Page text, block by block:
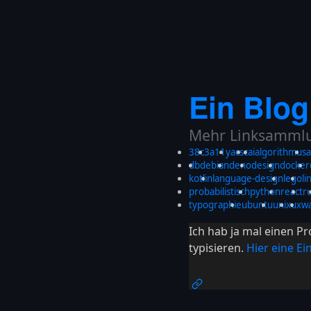
Ein Blog
Mehr
38c3a11yacscaialgorithmus
dbdebiandenodesigndocker
kotlinlanguage-designlego
probabilistischpythonreact
typographieubuntuunixux
Ich hab ja mal einen
typisieren. Hier eine